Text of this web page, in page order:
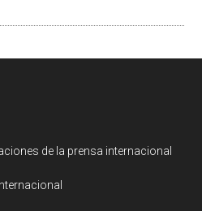
de la prensa internacional